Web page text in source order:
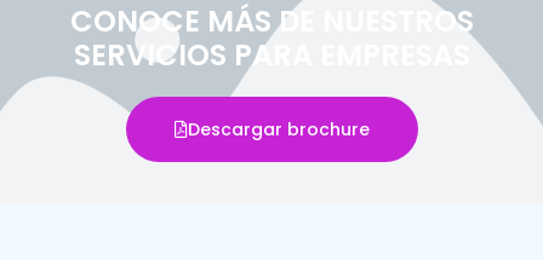
CONOCE MÁS DE NUESTROS
SERVICIOS PARA EMPRESAS
Descargar brochure